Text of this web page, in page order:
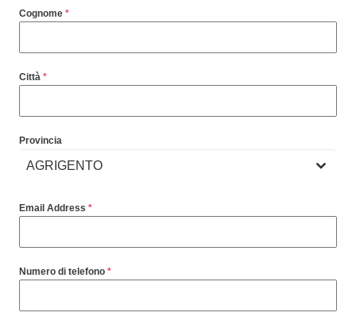
Cognome *
Città *
Provincia
AGRIGENTO
Email Address *
Numero di telefono *